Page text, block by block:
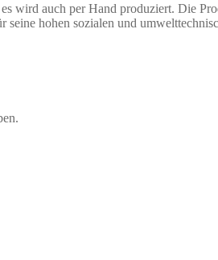
wird auch per Hand produziert. Die
hohen sozialen und